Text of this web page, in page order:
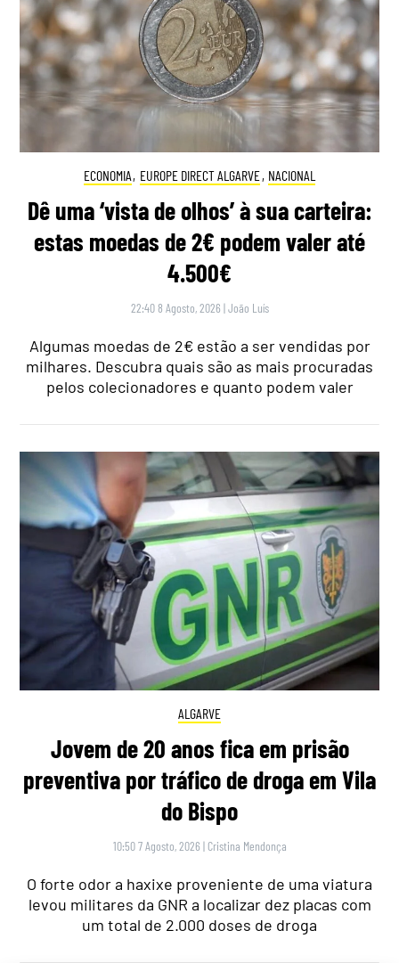
ECONOMIA, EUROPE DIRECT ALGARVE, NACIONAL
Dê uma ‘vista de olhos’ à sua carteira:
estas moedas de 2€ podem valer até
4.500€
22:40 8 Agosto, 2026 |João Luís
Algumas moedas de 2€ estão a ser vendidas por
milhares. Descubra quais são as mais procuradas
pelos colecionadores e quanto podem valer
ALGARVE
Jovem de 20 anos fica em prisão
preventiva por tráfico de droga em Vila
do Bispo
10:50 7 Agosto, 2026 | Cristina Mendonça
O forte odor a haxixe proveniente de uma viatura
levou militares da GNR a localizar dez placas com
um total de 2.000 doses de droga